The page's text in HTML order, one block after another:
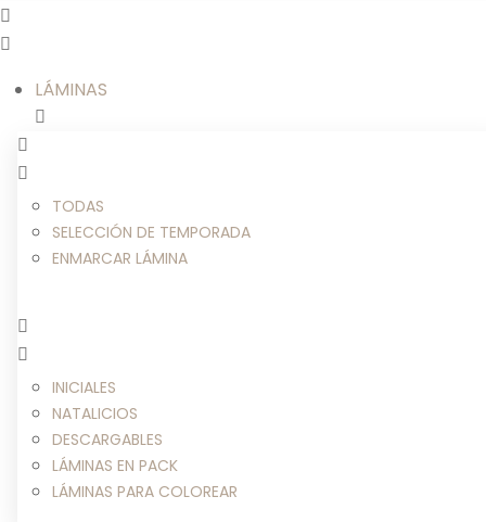
LÁMINAS
TODAS
SELECCIÓN DE TEMPORADA
ENMARCAR LÁMINA
INICIALES
NATALICIOS
DESCARGABLES
LÁMINAS EN PACK
LÁMINAS PARA COLOREAR